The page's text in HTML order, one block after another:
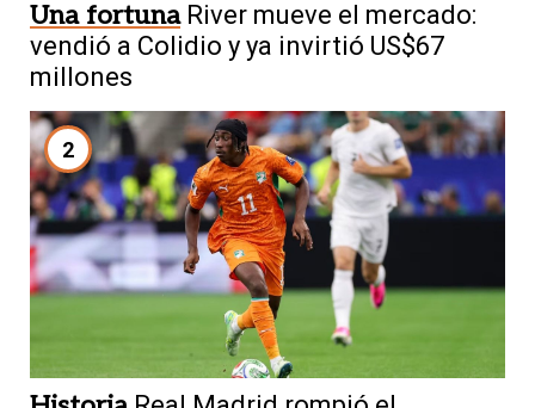
Una fortuna River mueve el mercado:
vendió a Colidio y ya invirtió US$67
millones
2